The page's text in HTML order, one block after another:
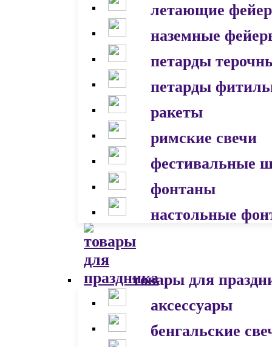
летающие
наземные
петарды
петарды
ракеты
римские свечи
фестивальные
фонтаны
настольные
товары для
аксессуары
бенгальские